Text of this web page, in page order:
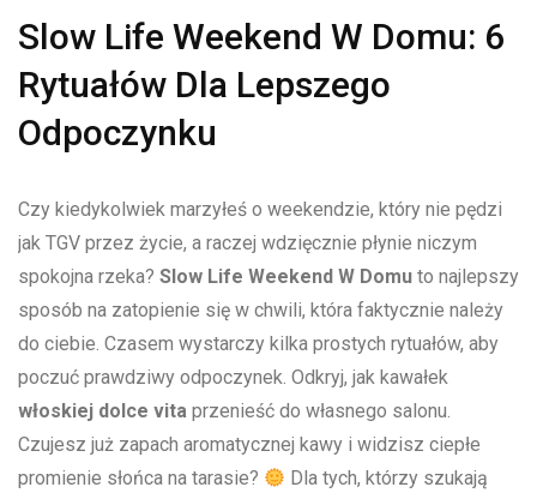
Slow Life Weekend W Domu: 6
Rytuałów Dla Lepszego
Odpoczynku
Czy kiedykolwiek marzyłeś o weekendzie, który nie pędzi
jak TGV przez życie, a raczej wdzięcznie ⁢płynie niczym
spokojna rzeka? Slow Life Weekend W Domu to najlepszy
sposób na zatopienie się w chwili, która faktycznie ‌należy
do ciebie. Czasem wystarczy ‌kilka prostych rytuałów, aby⁢
poczuć prawdziwy odpoczynek. Odkryj, jak kawałek ⁣
włoskiej ⁢dolce vita przenieść do własnego salonu.
‌Czujesz już zapach ‍aromatycznej kawy i ⁣widzisz ciepłe
promienie słońca na tarasie?
Dla tych, którzy szukają